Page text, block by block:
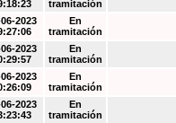
tramitación
2023
En
tramitación
2023
En
tramitación
2023
En
tramitación
2023
En
tramitación